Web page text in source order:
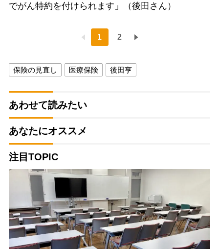
でがん特約を付けられます」（後田さん）
1 2
保険の見直し 医療保険 後田亨
あわせて読みたい
あなたにオススメ
注目TOPIC